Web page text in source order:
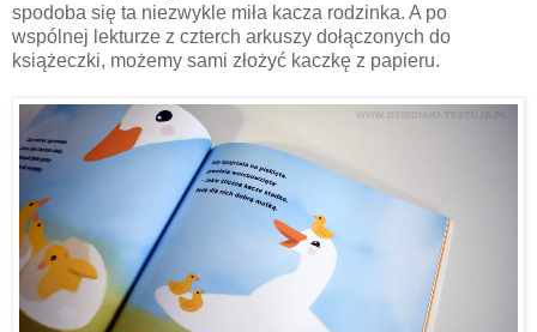
spodoba się ta niezwykle miła kacza rodzinka. A po
wspólnej lekturze z czterch arkuszy dołączonych do
książeczki, możemy sami złożyć kaczkę z papieru.